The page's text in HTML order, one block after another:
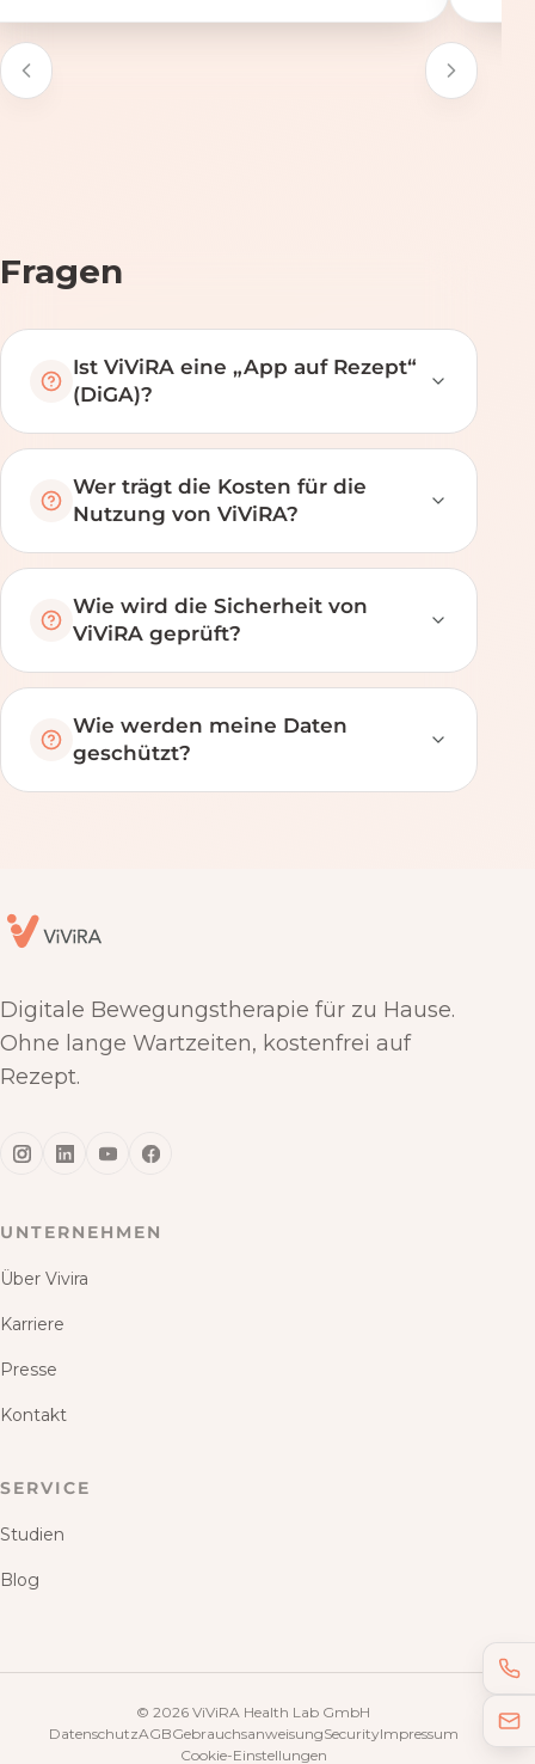
Fragen
Ist ViViRA eine „App auf Rezept“
(DiGA)?
Wer trägt die Kosten für die
Nutzung von ViViRA?
Wie wird die Sicherheit von
ViViRA geprüft?
Wie werden meine Daten
geschützt?
Digitale Bewegungstherapie für zu Hause.
Ohne lange Wartzeiten, kostenfrei auf
Rezept.
UNTERNEHMEN
Über Vivira
Karriere
Presse
Kontakt
SERVICE
Studien
Blog
© 2026 ViViRA Health Lab GmbH
DatenschutzAGBGebrauchsanweisungSecurityImpressum
Cookie-Einstellungen